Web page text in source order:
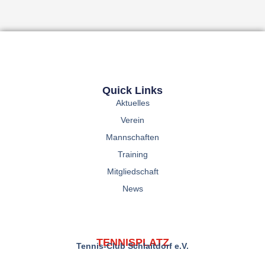
Quick Links
Aktuelles
Verein
Mannschaften
Training
Mitgliedschaft
News
TENNISPLATZ
Tennis-Club Schlaitdorf e.V.